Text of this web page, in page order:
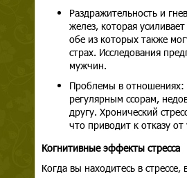
Раздражительность и
желез, которая
обе из которых также
страх. Исследования
мужчин.
Проблемы в отношениях:
регулярным ссорам,
другу. Хронический
что приводит к отказу
Когнитивные эффекты стресса
Когда вы находитесь в